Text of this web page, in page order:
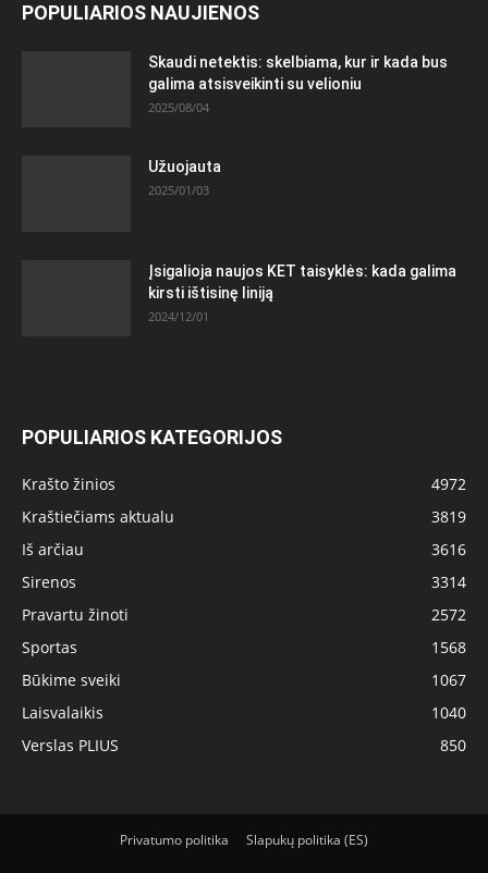
POPULIARIOS NAUJIENOS
Skaudi netektis: skelbiama, kur ir kada bus
galima atsisveikinti su velioniu
2025/08/04
Užuojauta
2025/01/03
Įsigalioja naujos KET taisyklės: kada galima
kirsti ištisinę liniją
2024/12/01
POPULIARIOS KATEGORIJOS
Krašto žinios
4972
Kraštiečiams aktualu
3819
Iš arčiau
3616
Sirenos
3314
Pravartu žinoti
2572
Sportas
1568
Būkime sveiki
1067
Laisvalaikis
1040
Verslas PLIUS
850
Privatumo politika Slapukų politika (ES)